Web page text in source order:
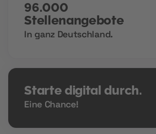
96.000
Stellenangebote
In ganz Deutschland.
Starte digital durch.
Eine Chance!